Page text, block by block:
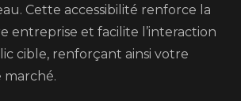
Cette accessibilité renforce la
entreprise et facilite l’interaction
cible, renforçant ainsi votre
marché.